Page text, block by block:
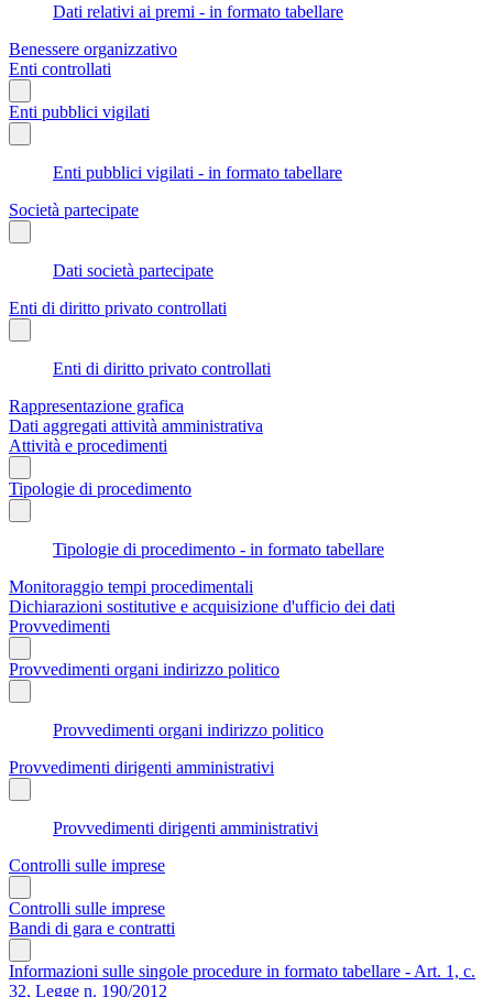
Dati relativi ai premi - in formato tabellare
Benessere organizzativo
Enti controllati
Enti pubblici vigilati
Enti pubblici vigilati - in formato tabellare
Società partecipate
Dati società partecipate
Enti di diritto privato controllati
Enti di diritto privato controllati
Rappresentazione grafica
Dati aggregati attività amministrativa
Attività e procedimenti
Tipologie di procedimento
Tipologie di procedimento - in formato tabellare
Monitoraggio tempi procedimentali
Dichiarazioni sostitutive e acquisizione d'ufficio dei dati
Provvedimenti
Provvedimenti organi indirizzo politico
Provvedimenti organi indirizzo politico
Provvedimenti dirigenti amministrativi
Provvedimenti dirigenti amministrativi
Controlli sulle imprese
Controlli sulle imprese
Bandi di gara e contratti
Informazioni sulle singole procedure in formato tabellare - Art. 1, c.
32, Legge n. 190/2012